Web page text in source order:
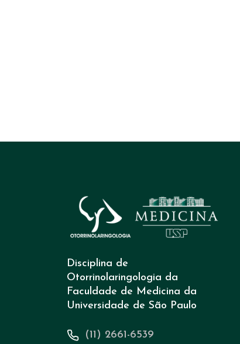
Disciplina de
Otorrinolaringologia da
Faculdade de Medicina da
Universidade de São Paulo
(11) 2661-6539